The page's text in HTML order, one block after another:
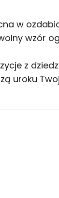
w
wzór
z
uroku